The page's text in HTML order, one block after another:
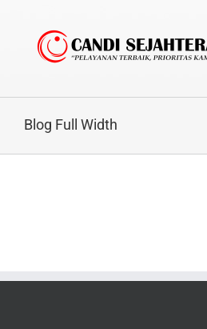
content
Blog Full Width